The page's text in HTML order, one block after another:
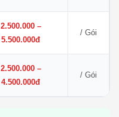
2.500.000 –
5.500.000đ
/ Gói
2.500.000 –
4.500.000đ
/ Gói